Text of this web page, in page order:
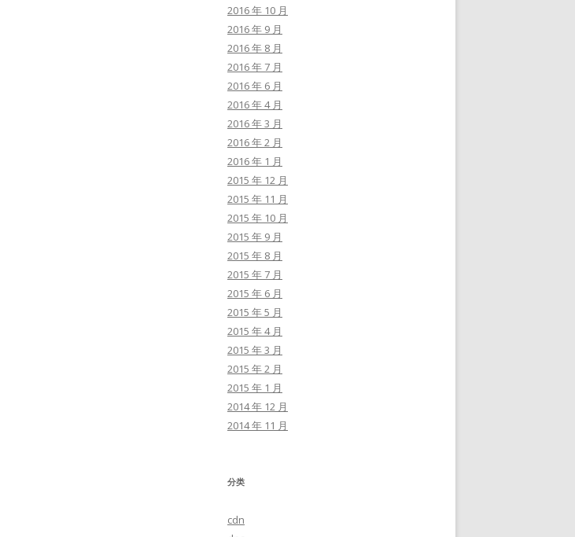
2016 年 10 月
2016 年 9 月
2016 年 8 月
2016 年 7 月
2016 年 6 月
2016 年 4 月
2016 年 3 月
2016 年 2 月
2016 年 1 月
2015 年 12 月
2015 年 11 月
2015 年 10 月
2015 年 9 月
2015 年 8 月
2015 年 7 月
2015 年 6 月
2015 年 5 月
2015 年 4 月
2015 年 3 月
2015 年 2 月
2015 年 1 月
2014 年 12 月
2014 年 11 月
分类
cdn